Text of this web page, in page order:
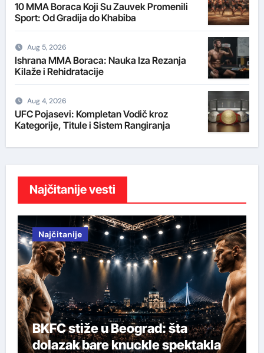
10 MMA Boraca Koji Su Zauvek Promenili
Sport: Od Gradija do Khabiba
Aug 5, 2026
Ishrana MMA Boraca: Nauka Iza Rezanja
Kilaže i Rehidratacije
Aug 4, 2026
UFC Pojasevi: Kompletan Vodič kroz
Kategorije, Titule i Sistem Rangiranja
Najčitanije vesti
Najčitanije
BKFC stiže u Beograd: šta
dolazak bare knuckle spektakla